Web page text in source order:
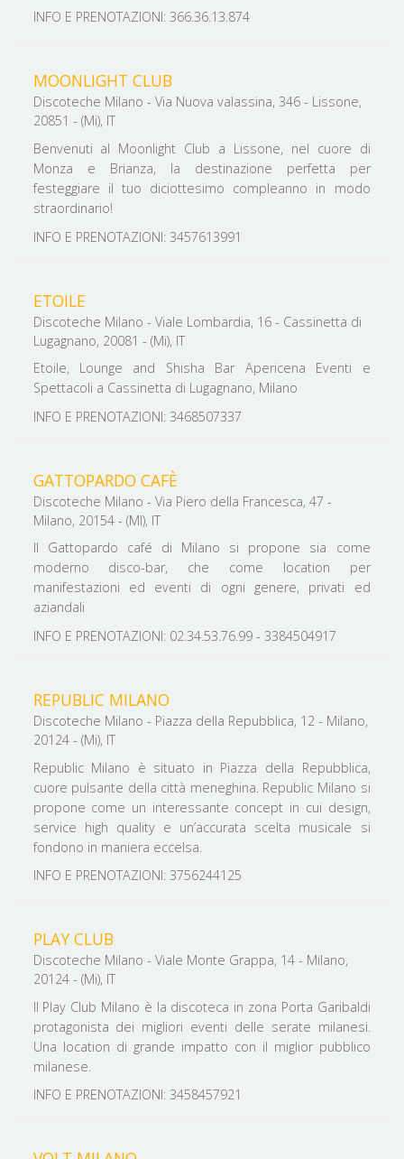
INFO E PRENOTAZIONI: 366.36.13.874
MOONLIGHT CLUB
Discoteche Milano - Via Nuova valassina, 346 - Lissone,
20851 - (Mi), IT
Benvenuti al Moonlight Club a Lissone, nel cuore di
Monza e Brianza, la destinazione perfetta per
festeggiare il tuo diciottesimo compleanno in modo
straordinario!
INFO E PRENOTAZIONI: 3457613991
ETOILE
Discoteche Milano - Viale Lombardia, 16 - Cassinetta di
Lugagnano, 20081 - (Mi), IT
Etoile, Lounge and Shisha Bar Apericena Eventi e
Spettacoli a Cassinetta di Lugagnano, Milano
INFO E PRENOTAZIONI: 3468507337
GATTOPARDO CAFÈ
Discoteche Milano - Via Piero della Francesca, 47 -
Milano, 20154 - (MI), IT
Il Gattopardo café di Milano si propone sia come
moderno disco-bar, che come location per
manifestazioni ed eventi di ogni genere, privati ed
aziandali
INFO E PRENOTAZIONI: 02.34.53.76.99 - 3384504917
REPUBLIC MILANO
Discoteche Milano - Piazza della Repubblica, 12 - Milano,
20124 - (Mi), IT
Republic Milano è situato in Piazza della Repubblica,
cuore pulsante della città meneghina. ​​​​​​​Republic Milano si
propone come un interessante concept in cui design,
service high quality e un’accurata scelta musicale si
fondono in maniera eccelsa.
INFO E PRENOTAZIONI: 3756244125
PLAY CLUB
Discoteche Milano - Viale Monte Grappa, 14 - Milano,
20124 - (Mi), IT
Il Play Club Milano è la discoteca in zona Porta Garibaldi
protagonista dei migliori eventi delle serate milanesi.
Una location di grande impatto con il miglior pubblico
milanese.
INFO E PRENOTAZIONI: 3458457921